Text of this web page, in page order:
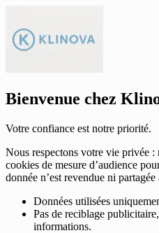
Bienvenue chez
Votre confiance est notre priorité.
Nous respectons votre vie privée
cookies de mesure d’audience
donnée n’est revendue ni
Données utilisées
Pas de reciblage
informations.